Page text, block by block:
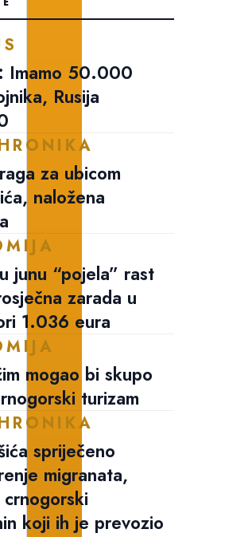
Imamo 50.000
Rusija
za ubicom
naložena
junu “pojela” rast
zarada u
1.036 eura
mogao bi skupo
turizam
spriječeno
migranata,
koji ih je prevozio